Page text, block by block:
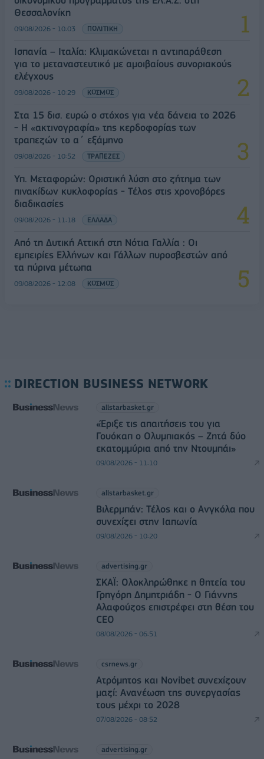
Θεσσαλονίκη
09/08/2026 - 10:03 ΠΟΛΙΤΙΚΗ
Ισπανία – Ιταλία: Κλιμακώνεται η αντιπαράθεση
για το μεταναστευτικό με αμοιβαίους συνοριακούς
ελέγχους
09/08/2026 - 10:29 ΚΟΣΜΟΣ
Στα 15 δισ. ευρώ ο στόχος για νέα δάνεια το 2026
- Η «ακτινογραφία» της κερδοφορίας των
τραπεζών το α΄ εξάμηνο
09/08/2026 - 10:52 ΤΡΑΠΕΖΕΣ
Υπ. Μεταφορών: Οριστική λύση στο ζήτημα των
πινακίδων κυκλοφορίας - Τέλος στις χρονοβόρες
διαδικασίες
09/08/2026 - 11:18 ΕΛΛΑΔΑ
Από τη Δυτική Αττική στη Νότια Γαλλία : Οι
εμπειρίες Ελλήνων και Γάλλων πυροσβεστών από
τα πύρινα μέτωπα
09/08/2026 - 12:08 ΚΟΣΜΟΣ
DIRECTION BUSINESS NETWORK
allstarbasket.gr
«Έριξε τις απαιτήσεις του για
Γουόκαπ ο Ολυμπιακός – Ζητά δύο
εκατομμύρια από την Ντουμπάι»
09/08/2026 - 11:10
allstarbasket.gr
Βιλερμπάν: Τέλος και ο Ανγκόλα που
συνεχίζει στην Ιαπωνία
09/08/2026 - 10:20
advertising.gr
ΣΚΑΪ: Ολοκληρώθηκε η θητεία του
Γρηγόρη Δημητριάδη - Ο Γιάννης
Αλαφούζος επιστρέφει στη θέση του
CEO
08/08/2026 - 06:51
csrnews.gr
Ατρόμητος και Novibet συνεχίζουν
μαζί: Ανανέωση της συνεργασίας
τους μέχρι το 2028
07/08/2026 - 08:52
advertising.gr